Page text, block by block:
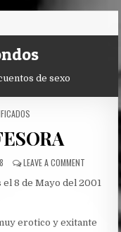
de sexo
LEAVE A COMMENT
DULCE
8 de Mayo del 2001
erotico y exitante